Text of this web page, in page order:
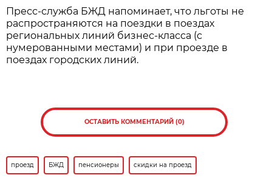
Пресс-служба БЖД напоминает, что льготы не
распространяются на поездки в поездах
региональных линий бизнес-класса (с
нумерованными местами) и при проезде в
поездах городских линий.
ОСТАВИТЬ КОММЕНТАРИЙ (0)
проезд БЖД пенсионеры скидки на проезд